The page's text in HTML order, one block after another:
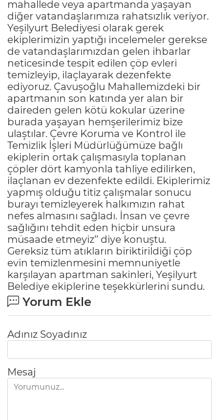
mahallede veya apartmanda yaşayan
diğer vatandaşlarımıza rahatsızlık veriyor.
Yeşilyurt Belediyesi olarak gerek
ekiplerimizin yaptığı incelemeler gerekse
de vatandaşlarımızdan gelen ihbarlar
neticesinde tespit edilen çöp evleri
temizleyip, ilaçlayarak dezenfekte
ediyoruz. Çavuşoğlu Mahallemizdeki bir
apartmanın son katında yer alan bir
daireden gelen kötü kokular üzerine
burada yaşayan hemşerilerimiz bize
ulaştılar. Çevre Koruma ve Kontrol ile
Temizlik İşleri Müdürlüğümüze bağlı
ekiplerin ortak çalışmasıyla toplanan
çöpler dört kamyonla tahliye edilirken,
ilaçlanan ev dezenfekte edildi. Ekiplerimiz
yapmış olduğu titiz çalışmalar sonucu
burayı temizleyerek halkımızın rahat
nefes almasını sağladı. İnsan ve çevre
sağlığını tehdit eden hiçbir unsura
müsaade etmeyiz’’ diye konuştu.
Gereksiz tüm atıkların biriktirildiği çöp
evin temizlenmesini memnuniyetle
karşılayan apartman sakinleri, Yeşilyurt
Belediye ekiplerine teşekkürlerini sundu.
Yorum Ekle
Adınız Soyadınız
Mesaj